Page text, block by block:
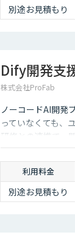
別途お見積もり
Dify開発支
株式会社ProFab
ノーコードAI開発
っていなくても、
研修との連携で、
利用料金
別途お見積もり